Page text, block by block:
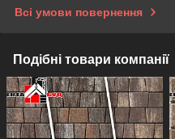
Всі умови повернення
Подібні товари компанії